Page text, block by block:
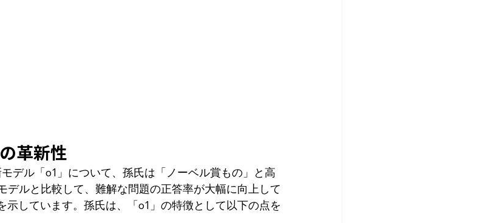
革新性
デル「o1」について、孫氏は「ノーベル賞もの」と高
デルと比較して、難解な問題の正答率が大幅に向上して
示しています。孫氏は、「o1」の特徴として以下の点を